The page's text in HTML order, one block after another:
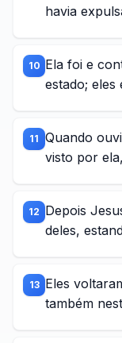
havia
10 Ela foi e
estado; eles
11 Quando
visto por
12 Depois
deles,
13 Eles
também